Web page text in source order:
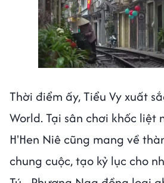
Thời điểm ấy, Tiểu Vy xuất
World. Tại sân chơi khốc liệt
H'Hen Niê cũng mang về
chung cuộc, tạo kỷ lục cho